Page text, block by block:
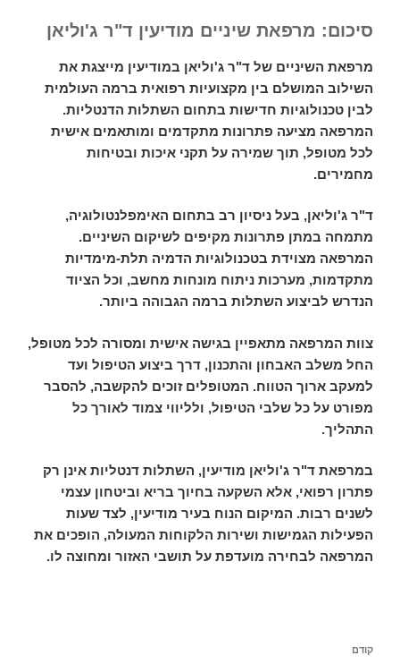
סיכום: מרפאת שיניים מודיעין ד"ר ג'וליאן
מרפאת השיניים של ד"ר ג'וליאן במודיעין מייצגת את
השילוב המושלם בין מקצועיות רפואית ברמה העולמית
לבין טכנולוגיות חדישות בתחום השתלות הדנטליות.
המרפאה מציעה פתרונות מתקדמים ומותאמים אישית
לכל מטופל, תוך שמירה על תקני איכות ובטיחות
מחמירים.
ד"ר ג'וליאן, בעל ניסיון רב בתחום האימפלנטולוגיה,
מתמחה במתן פתרונות מקיפים לשיקום השיניים.
המרפאה מצוידת בטכנולוגיות הדמיה תלת-מימדיות
מתקדמות, מערכות ניתוח מונחות מחשב, וכל הציוד
הנדרש לביצוע השתלות ברמה הגבוהה ביותר.
צוות המרפאה מתאפיין בגישה אישית ומסורה לכל מטופל,
החל משלב האבחון והתכנון, דרך ביצוע הטיפול ועד
למעקב ארוך הטווח. המטופלים זוכים להקשבה, להסבר
מפורט על כל שלבי הטיפול, ולליווי צמוד לאורך כל
התהליך.
במרפאת ד"ר ג'וליאן מודיעין, השתלות דנטליות אינן רק
פתרון רפואי, אלא השקעה בחיוך בריא וביטחון עצמי
לשנים רבות. המיקום הנוח בעיר מודיעין, לצד שעות
הפעילות הגמישות ושירות הלקוחות המעולה, הופכים את
המרפאה לבחירה מועדפת על תושבי האזור ומחוצה לו.
הפוסט
קודם